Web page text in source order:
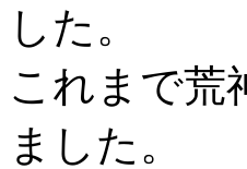
した。
これまで荒
ました。